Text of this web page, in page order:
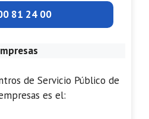
81 24 00
de Servicio Público de
es el: